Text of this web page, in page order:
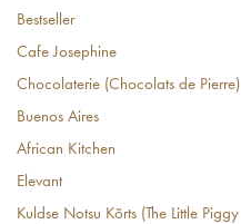
Bestseller
Cafe Josephine
Chocolaterie (Chocolats de Pierre)
Buenos Aires
African Kitchen
Elevant
Kuldse Notsu Kõrts (The Little Piggy